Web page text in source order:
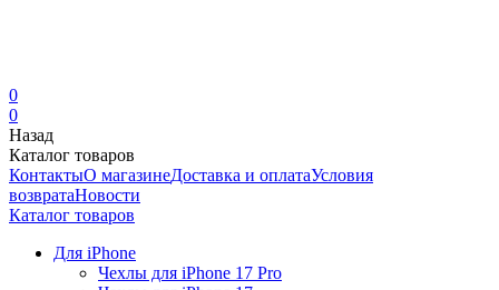
0
0
Назад
Каталог товаров
КонтактыО магазинеДоставка и оплатаУсловия
возвратаНовости
Каталог товаров
Для iPhone
Чехлы для iPhone 17 Pro